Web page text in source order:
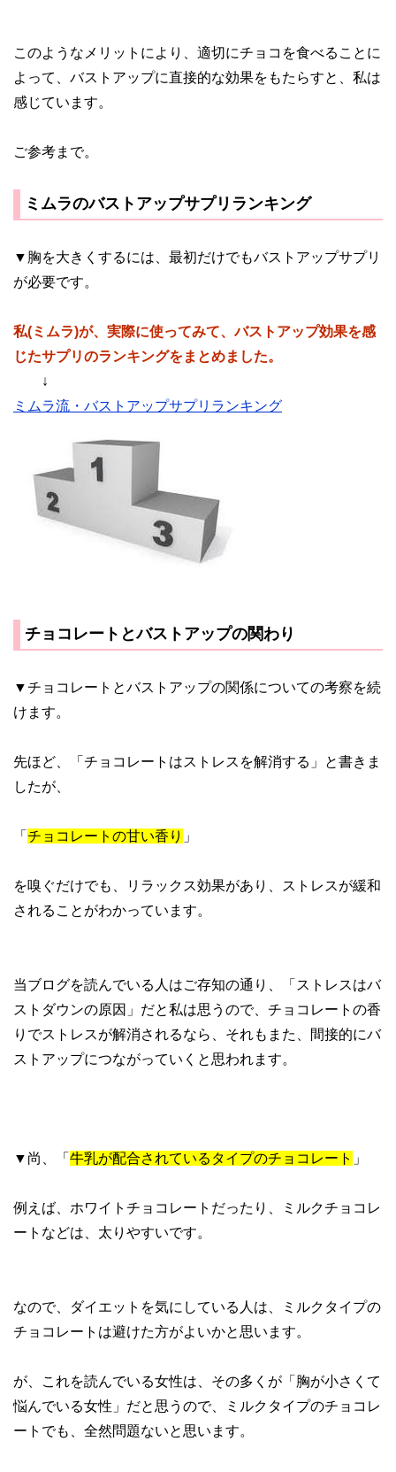
このようなメリットにより、適切にチョコを食べることに
よって、バストアップに直接的な効果をもたらすと、私は
感じています。
ご参考まで。
ミムラのバストアップサプリランキング
▼胸を大きくするには、最初だけでもバストアップサプリ
が必要です。
私(ミムラ)が、実際に使ってみて、バストアップ効果を感
じたサプリのランキングをまとめました。
↓
ミムラ流・バストアップサプリランキング
チョコレートとバストアップの関わり
▼チョコレートとバストアップの関係についての考察を続
けます。
先ほど、「チョコレートはストレスを解消する」と書きま
したが、
「 チョコレートの甘い香り 」
を嗅ぐだけでも、リラックス効果があり、ストレスが緩和
されることがわかっています。
当ブログを読んでいる人はご存知の通り、「ストレスはバ
ストダウンの原因」だと私は思うので、チョコレートの香
りでストレスが解消されるなら、それもまた、間接的にバ
ストアップにつながっていくと思われます。
▼尚、「 牛乳が配合されているタイプのチョコレート 」
例えば、ホワイトチョコレートだったり、ミルクチョコレ
ートなどは、太りやすいです。
なので、ダイエットを気にしている人は、ミルクタイプの
チョコレートは避けた方がよいかと思います。
が、これを読んでいる女性は、その多くが「胸が小さくて
悩んでいる女性」だと思うので、ミルクタイプのチョコレ
ートでも、全然問題ないと思います。